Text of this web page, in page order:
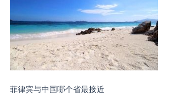
菲律宾与中国哪个省最接近